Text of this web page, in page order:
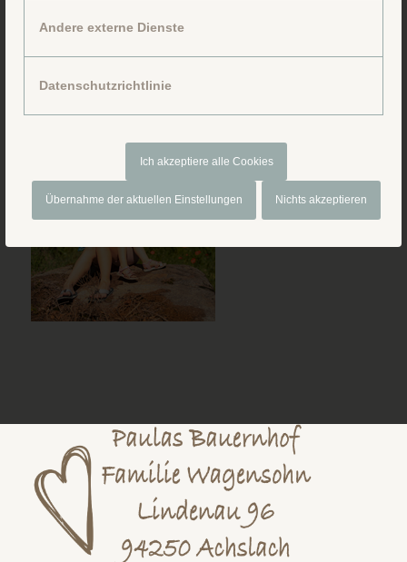
Andere externe Dienste
Datenschutzrichtlinie
Ich akzeptiere alle Cookies
Übernahme der aktuellen Einstellungen Nichts akzeptieren
Folge uns auf Facebook